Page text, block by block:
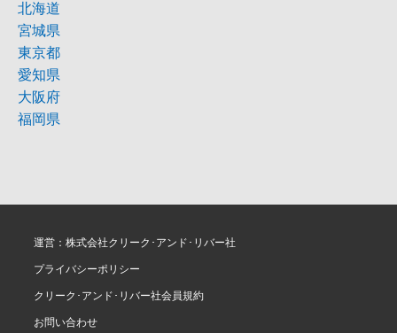
北海道
宮城県
東京都
愛知県
大阪府
福岡県
運営：株式会社クリーク･アンド･リバー社
プライバシーポリシー
クリーク･アンド･リバー社会員規約
お問い合わせ